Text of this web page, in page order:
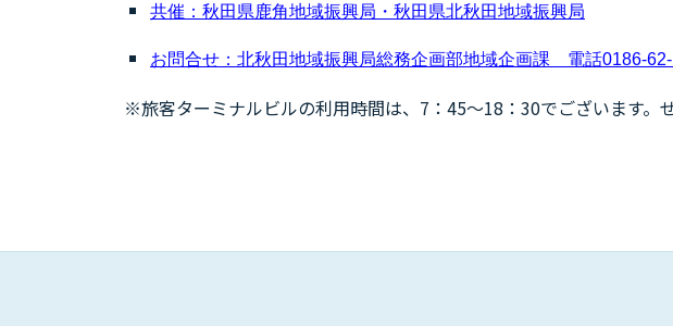
共催：秋田県鹿角地域振興局・秋田県北秋田地域振興局
お問合せ：北秋田地域振興局総務企画部地域企画課 電話0186-
※旅客ターミナルビルの利用時間は、7：45〜18：30でございます。